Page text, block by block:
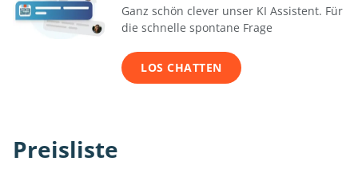
Ganz schön clever unser KI Assistent. Für
die schnelle spontane Frage
LOS CHATTEN
Preisliste